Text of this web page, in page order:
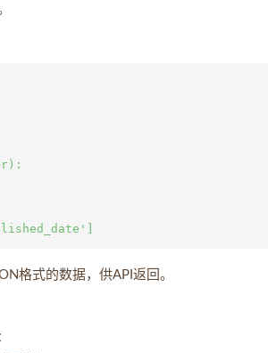
格式的数据，供API返回。